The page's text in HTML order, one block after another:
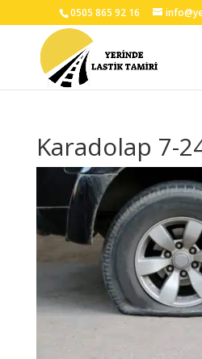
0505 865 92 16
Karadolap 7-